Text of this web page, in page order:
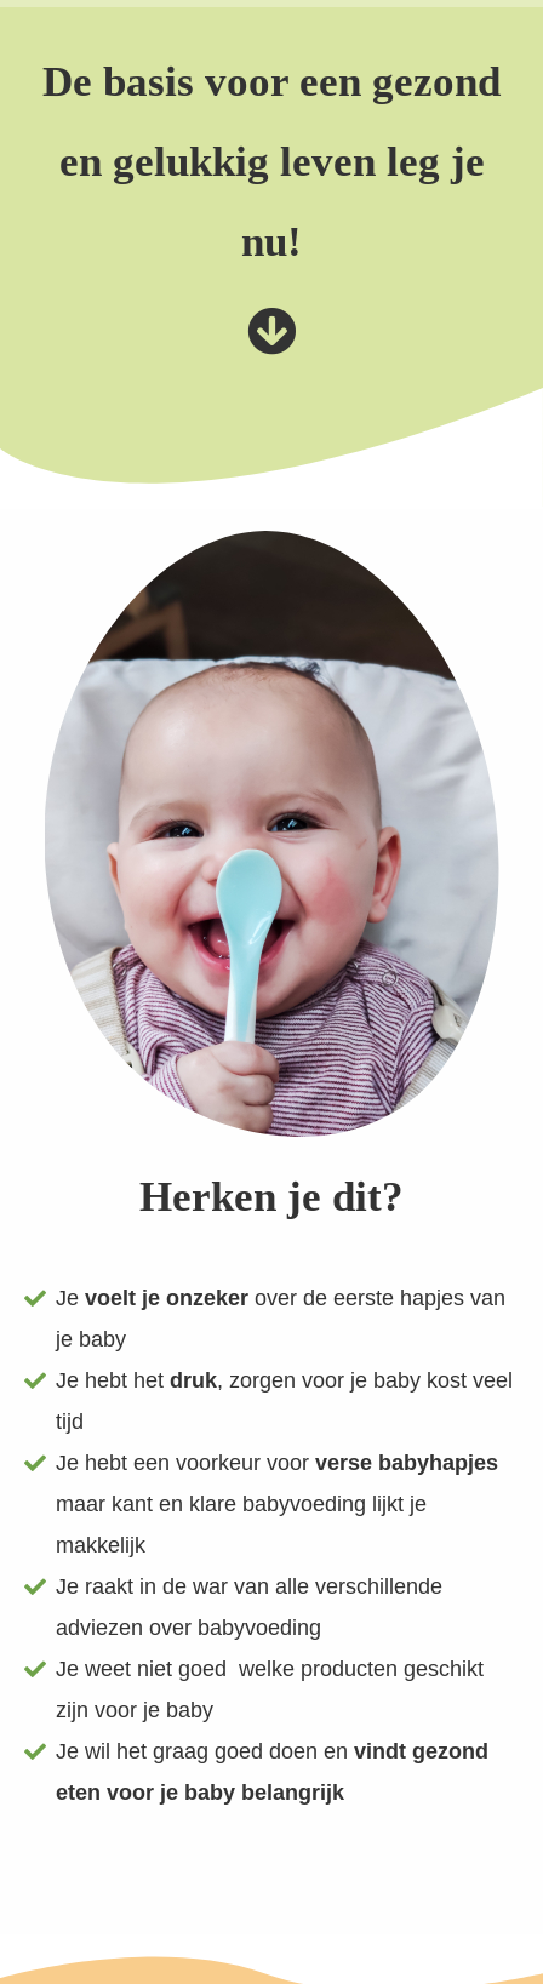
De basis voor een gezond
en gelukkig leven leg je
nu!
Herken je dit?
Jevoelt je onzeker over de eerste hapjes van
je baby
Je hebt hetdruk, zorgen voor je baby kost veel
tijd
Je hebt een voorkeur voorverse babyhapjes
maar kant en klare babyvoeding lijkt je
makkelijk
Je raakt in de war van alle verschillende
adviezen over babyvoeding
Je weet niet goed welke producten geschikt
zijn voor je baby
Je wil het graag goed doen envindt gezond
eten voor je baby belangrijk